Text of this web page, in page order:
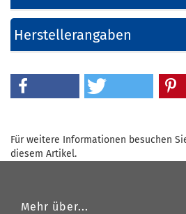
Herstellerangaben
Für weitere Informationen besuchen
diesem Artikel.
Mehr über...